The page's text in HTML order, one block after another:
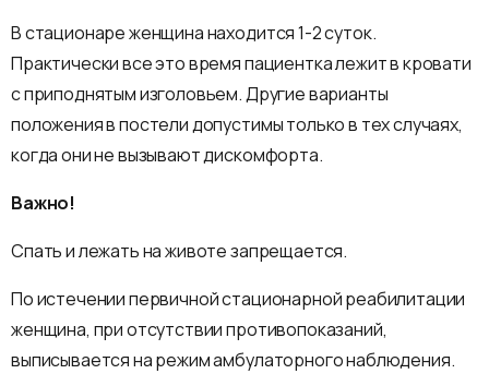
В стационаре женщина находится 1-2 суток.
Практически все это время пациентка лежит в кровати
с приподнятым изголовьем. Другие варианты
положения в постели допустимы только в тех случаях,
когда они не вызывают дискомфорта.
Важно!
Спать и лежать на животе запрещается.
По истечении первичной стационарной реабилитации
женщина, при отсутствии противопоказаний,
выписывается на режим амбулаторного наблюдения.